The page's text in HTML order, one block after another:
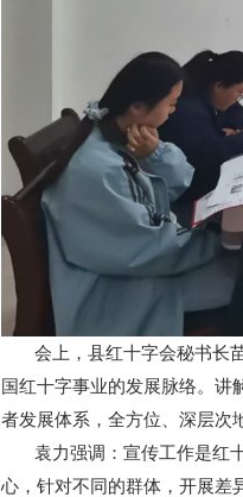
会上，县红十字会秘书长苗
国红十字事业的发展脉络。讲
者发展体系，全方位、深层次
袁力强调：宣传工作是红十
心，针对不同的群体，开展差